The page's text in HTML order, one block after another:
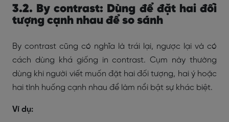
3.2. By contrast: Dùng để đặt hai đối
tượng cạnh nhau để so sánh
By contrast cũng có nghĩa là trái lại, ngược lại và có
cách dùng khá giống in contrast. Cụm này thường
dùng khi người viết muốn đặt hai đối tượng, hai ý hoặc
hai tình huống cạnh nhau để làm nổi bật sự khác biệt.
Ví dụ: